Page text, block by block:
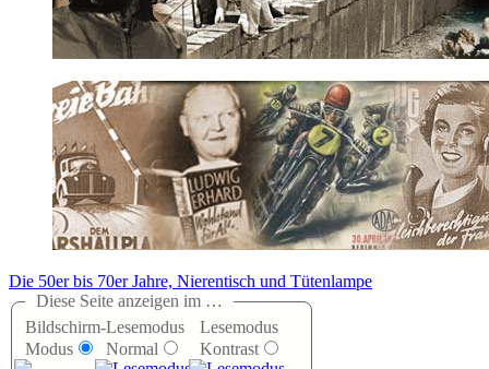
Die 50er bis 70er Jahre, Nierentisch und Tütenlampe
Diese Seite anzeigen im …
Bildschirm-
Modus
Lesemodus
Normal
Lesemodus
Kontrast